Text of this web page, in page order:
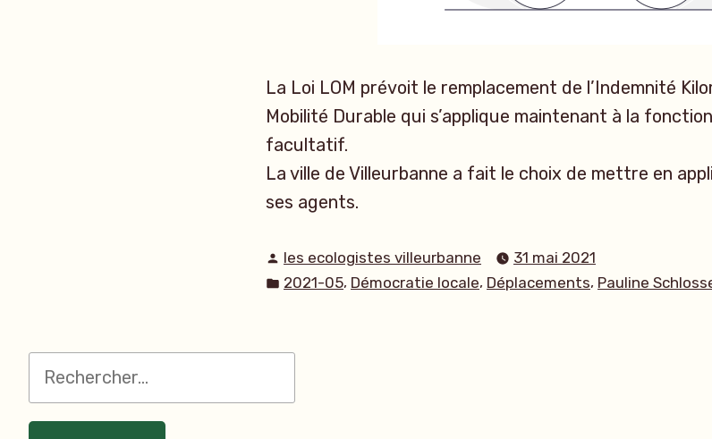
La Loi LOM prévoit le remplacement de l’Indemnité
Mobilité Durable qui s’applique maintenant à la
facultatif.
La ville de Villeurbanne a fait le choix de mettre en
ses agents.
Publié
par
les ecologistes villeurbanne
31 mai 2021
Publié
2021-05, Démocratie locale, Déplacements, Pauline
Rechercher :